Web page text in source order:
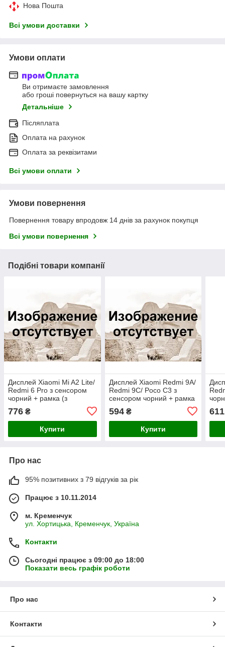
Нова Пошта
Всі умови доставки
Умови оплати
Ви отримаєте замовлення
або гроші повернуться на вашу картку
Детальніше
Післяплата
Оплата на рахунок
Оплата за реквізитами
Всі умови оплати
Умови повернення
Повернення товару впродовж 14 днів за рахунок покупця
Всі умови повернення
Подібні товари компанії
Дисплей Xiaomi Mi A2 Lite/
Redmi 6 Pro з сенсором
чорний + рамка (з
776 ₴
Купити
Дисплей Xiaomi Redmi 9A/
Redmi 9C/ Poco C3 з
сенсором чорний + рамка
594₴
Купити
611
Про нас
95% позитивних з 79 відгуків за рік
Працює з 10.11.2014
м. Кременчук
ул. Хортицька, Кременчук, Україна
Контакти
Сьогодні працює з 09:00 до 18:00
Показати весь графік роботи
Про нас
Контакти